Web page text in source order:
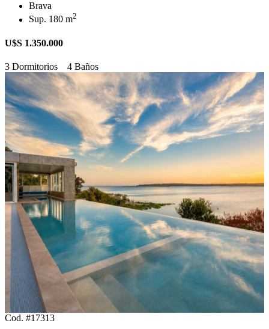
Brava
Sup. 180 m2
U$S 1.350.000
3 Dormitorios 4 Baños
Cod. #17313